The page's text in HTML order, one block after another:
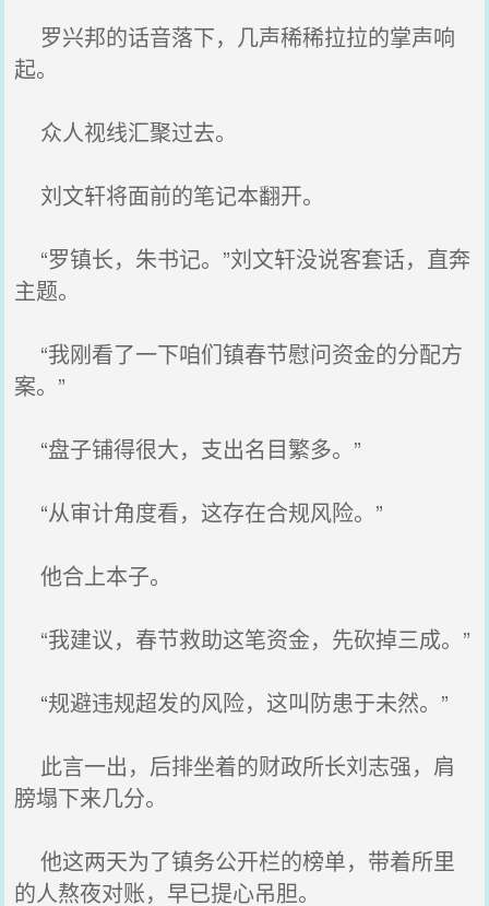
罗兴邦的话音落下，几声稀稀拉拉的掌声响
起。
众人视线汇聚过去。
刘文轩将面前的笔记本翻开。
“罗镇长，朱书记。”刘文轩没说客套话，直奔
主题。
“我刚看了一下咱们镇春节慰问资金的分配方
案。”
“盘子铺得很大，支出名目繁多。”
“从审计角度看，这存在合规风险。”
他合上本子。
“我建议，春节救助这笔资金，先砍掉三成。”
“规避违规超发的风险，这叫防患于未然。”
此言一出，后排坐着的财政所长刘志强，肩
膀塌下来几分。
他这两天为了镇务公开栏的榜单，带着所里
的人熬夜对账，早已提心吊胆。